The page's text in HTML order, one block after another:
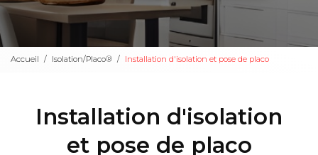
Accueil Isolation/Placo® Installation d'isolation et pose de placo
Installation d'isolation
et pose de placo